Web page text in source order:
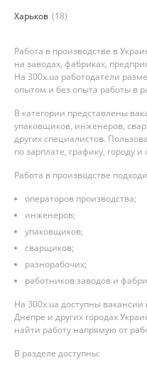
Харьков (18)
Работа в производстве в
на заводах, фабриках,
На 300x.ua работодатели
опытом и без опыта работы в
В категории представлены
упаковщиков, инженеров,
других специалистов.
по зарплате, графику, городу
Работа в производстве
операторов производства;
инженеров;
упаковщиков;
сварщиков;
разнорабочих;
работников заводов и
На 300x.ua доступны вакансии
Днепре и других городах
найти работу напрямую от
В разделе доступны: